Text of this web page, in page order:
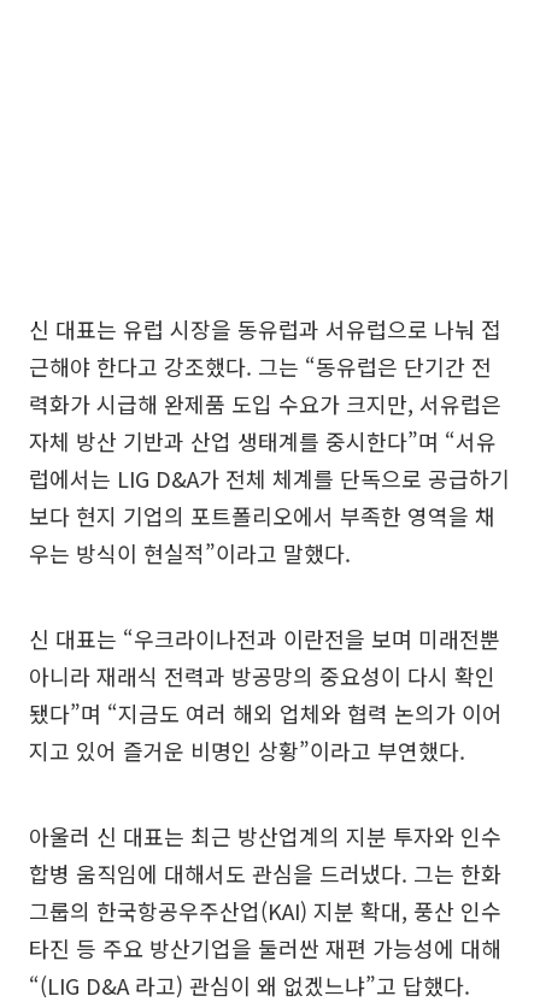
신 대표는 유럽 시장을 동유럽과 서유럽으로 나눠 접
근해야 한다고 강조했다. 그는 “동유럽은 단기간 전
력화가 시급해 완제품 도입 수요가 크지만, 서유럽은
자체 방산 기반과 산업 생태계를 중시한다”며 “서유
럽에서는 LIG D&A가 전체 체계를 단독으로 공급하기
보다 현지 기업의 포트폴리오에서 부족한 영역을 채
우는 방식이 현실적”이라고 말했다.
신 대표는 “우크라이나전과 이란전을 보며 미래전뿐
아니라 재래식 전력과 방공망의 중요성이 다시 확인
됐다”며 “지금도 여러 해외 업체와 협력 논의가 이어
지고 있어 즐거운 비명인 상황”이라고 부연했다.
아울러 신 대표는 최근 방산업계의 지분 투자와 인수
합병 움직임에 대해서도 관심을 드러냈다. 그는 한화
그룹의 한국항공우주산업(KAI) 지분 확대, 풍산 인수
타진 등 주요 방산기업을 둘러싼 재편 가능성에 대해
“(LIG D&A 라고) 관심이 왜 없겠느냐”고 답했다.